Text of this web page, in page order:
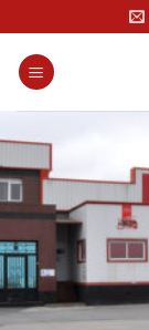
al
contenido